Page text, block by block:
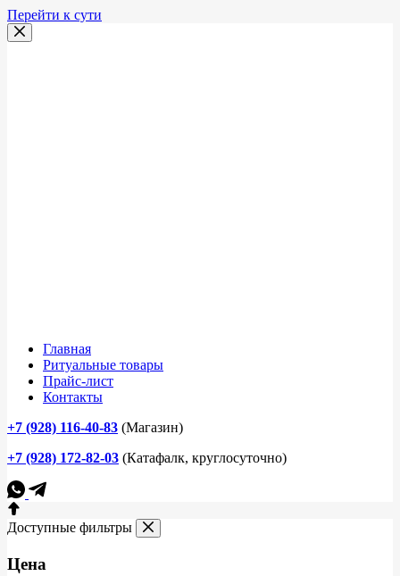
Перейти к сути
Главная
Ритуальные товары
Прайс-лист
Контакты
+7 (928) 116-40-83 (Магазин)
+7 (928) 172-82-03 (Катафалк, круглосуточно)
Доступные фильтры
Цена